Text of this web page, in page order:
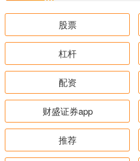
股票
杠杆
配资
财盛证券app
推荐